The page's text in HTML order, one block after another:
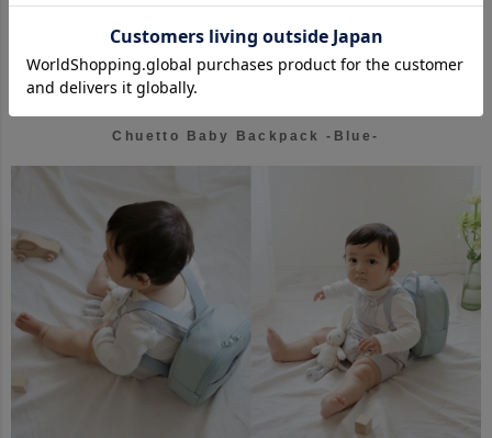
Chuetto Baby Backpack -Blue-